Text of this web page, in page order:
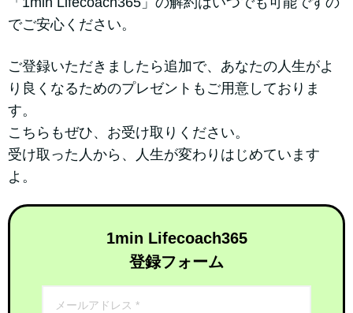
でご安心ください。
ご登録いただきましたら追加で、あなたの人生がよ
り良くなるためのプレゼントもご用意しておりま
す。
こちらもぜひ、お受け取りください。
受け取った人から、人生が変わりはじめています
よ。
1min Lifecoach365
登録フォーム